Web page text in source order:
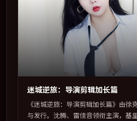
迷城逆旅：导演剪辑加长篇
《迷城逆旅：导演剪辑加长篇》由徐
与发行。沈腾、雷佳音领衔主演，基